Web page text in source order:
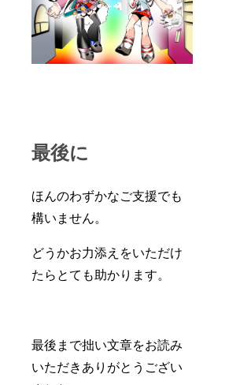
最後に
ほんのわずかなご支援でも
構いません。
どうかお力添えをいただけ
たらとても助かります。
最後まで拙い文章をお読み
いただきありがとうござい